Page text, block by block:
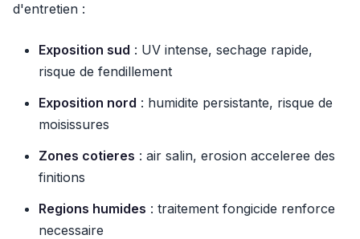
d'entretien :
Exposition sud : UV intense, sechage rapide,
risque de fendillement
Exposition nord : humidite persistante, risque de
moisissures
Zones cotieres : air salin, erosion acceleree des
finitions
Regions humides : traitement fongicide renforce
necessaire